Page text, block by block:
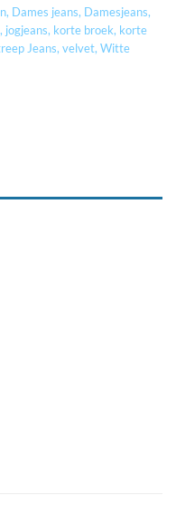
, Dames jeans, Damesjeans,
, jogjeans, korte broek, korte
Jeans, velvet, Witte